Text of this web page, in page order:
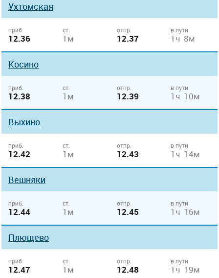
Ухтомская
приб.
12.36
ст.
1м
отпр.
12.37
в пути
1ч 8м
Косино
приб.
12.38
ст.
1м
отпр.
12.39
в пути
1ч 10м
Выхино
приб.
12.42
ст.
1м
отпр.
12.43
в пути
1ч 14м
Вешняки
приб.
12.44
ст.
1м
отпр.
12.45
в пути
1ч 16м
Плющево
приб.
12.47
ст.
1м
отпр.
12.48
в пути
1ч 19м